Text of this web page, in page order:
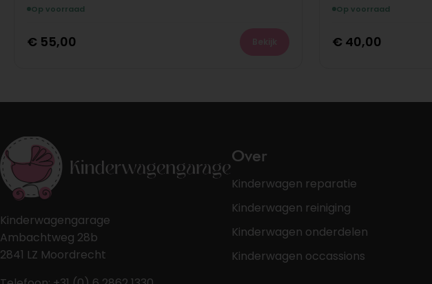
Op voorraad
€ 55,00
Op voorraad
€ 40,00
Kinderwagengarage
Ambachtweg 28b
2841 LZ Moordrecht
Over
Kinderwagen reparatie
Kinderwagen reiniging
Kinderwagen onderdelen
Kinderwagen occassions